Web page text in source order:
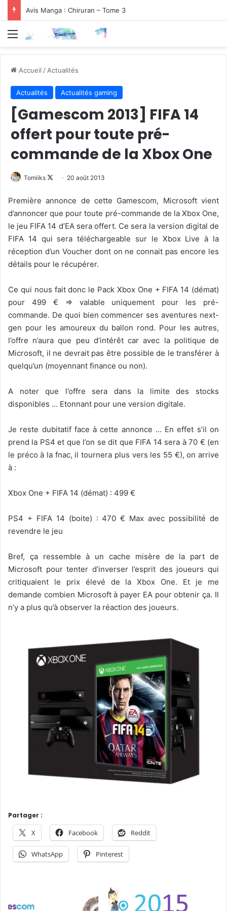
Avis Manga : Chiruran – Tome 3
Menu
Accueil / Actualités
Actualités Actualités gaming
[Gamescom 2013] FIFA 14
offert pour toute pré-
commande de la Xbox One
Tomiiks
Follow
X
20 août 2013
Première annonce de cette Gamescom, Microsoft vient
d’annoncer que pour toute pré-commande de la Xbox One,
le jeu FIFA 14 d’EA sera offert. Ce sera la version digital de
FIFA 14 qui sera téléchargeable sur le Xbox Live à la
réception d’un Voucher dont on ne connait pas encore les
détails pour le récupérer.
Ce qui nous fait donc le Pack Xbox One + FIFA 14 (démat)
pour 499 € => valable uniquement pour les pré-
commande. De quoi bien commencer ses aventures next-
gen pour les amoureux du ballon rond. Pour les autres,
l’offre n’aura que peu d’intérêt car avec la politique de
Microsoft, il ne devrait pas être possible de le transférer à
quelqu’un (moyennant finance ou non).
A noter que l’offre sera dans la limite des stocks
disponibles … Etonnant pour une version digitale.
Je reste dubitatif face à cette annonce … En effet s’il on
prend la PS4 et que l’on se dit que FIFA 14 sera à 70 € (en
le préco à la fnac, il tournera plus vers les 55 €), on arrive
à :
Xbox One + FIFA 14 (démat) : 499 €
PS4 + FIFA 14 (boite) : 470 € Max avec possibilité de
revendre le jeu
Bref, ça ressemble à un cache misère de la part de
Microsoft pour tenter d’inverser l’esprit des joueurs qui
critiquaient le prix élevé de la Xbox One. Et je me
demande combien Microsoft à payer EA pour obtenir ça. Il
n’y a plus qu’à observer la réaction des joueurs.
Partager :
X Facebook Reddit
WhatsApp Pinterest